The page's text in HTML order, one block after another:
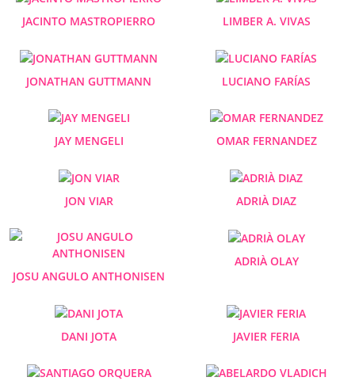
JACINTO MASTROPIERRO LIMBER A. VIVAS
JONATHAN GUTTMANN LUCIANO FARÍAS
JAY MENGELI OMAR FERNANDEZ
JON VIAR ADRIÀ DIAZ
JOSU ANGULO ANTHONISEN
ADRIÀ OLAY
DANI JOTA JAVIER FERIA